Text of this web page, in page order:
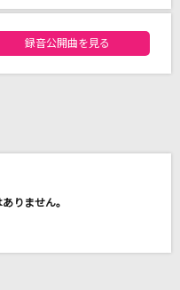
録音公開曲を見る